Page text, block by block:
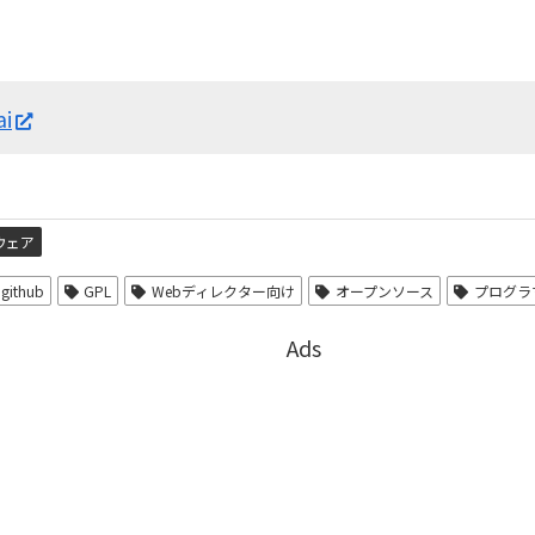
ェア
github GPL Webディレクター向け オープンソース プログ
Ads